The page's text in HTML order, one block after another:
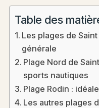
Table des
Les plages de
générale
Plage Nord de
sports nautiques
Plage Rodin :
Les autres plages